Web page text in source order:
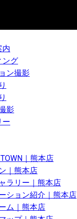
内
ング
ン撮影
影
ー
｜熊本店
｜熊本店
ラリー｜熊本店
ション紹介｜熊本店
ム｜熊本店